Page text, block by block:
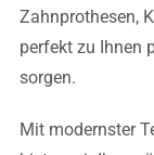
Zahnprothesen,
perfekt zu Ihnen
sorgen.
Mit modernster